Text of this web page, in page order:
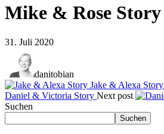
Mike & Rose Story
31. Juli 2020
danitobian
Jake & Alexa Story
Daniel & Victoria Story Next post
Suchen
Suchen